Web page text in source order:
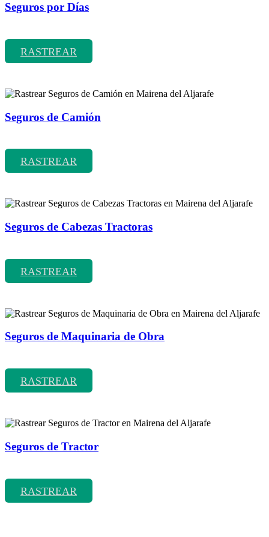
Seguros por Días
RASTREAR
Seguros de Camión
RASTREAR
Seguros de Cabezas Tractoras
RASTREAR
Seguros de Maquinaria de Obra
RASTREAR
Seguros de Tractor
RASTREAR